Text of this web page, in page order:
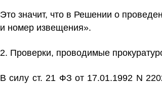
Это значит, что в Решении о
и номер извещения».
2. Проверки, проводимые
В силу ст. 21 ФЗ от 17.01.1992 N